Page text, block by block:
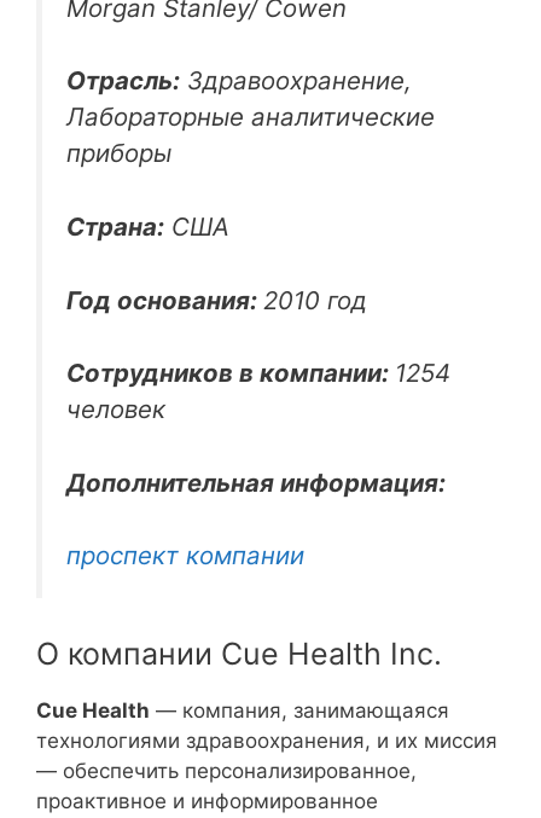
Morgan Stanley/ Cowen
Отрасль: Здравоохранение,
Лабораторные аналитические
приборы
Страна: США
Год основания: 2010 год
Сотрудников в компании: 1254
человек
Дополнительная информация:
проспект компании
О компании Cue Health Inc.
Cue Health — компания, занимающаяся
технологиями здравоохранения, и их миссия
— обеспечить персонализированное,
проактивное и информированное